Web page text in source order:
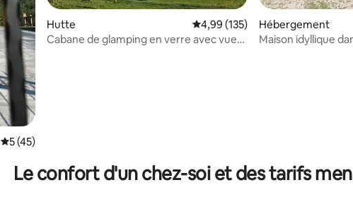
Évaluation moyenne sur la base de 45 commentaires : 5 sur 5
5 (45)
Hutte Évaluation moyenne sur la base
4,99 (135)
Cabane de glamping en verre avec vue
Hébergement
Maison idyllique
Le confort d'un chez-soi et des tarifs